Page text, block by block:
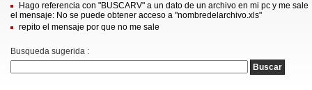
Hago referencia con "BUSCARV" a un dato de un archivo en mi pc y me sale
el mensaje: No se puede obtener acceso a "nombredelarchivo.xls"
repito el mensaje por que no me sale
Busqueda sugerida :